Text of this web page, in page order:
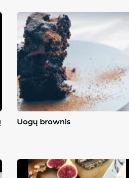
Uogų brownis